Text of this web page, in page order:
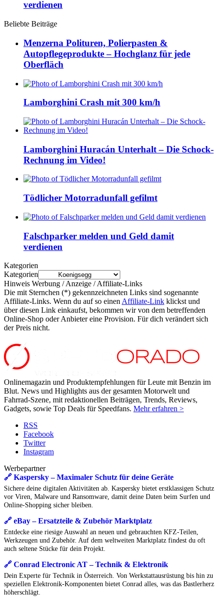
verdienen
Beliebte Beiträge
Menzerna Polituren, Polierpasten &
Autopflegeprodukte – Hochglanz für jede
Oberfläch
Lamborghini Crash mit 300 km/h
Lamborghini Huracán Unterhalt – Die Schock-
Rechnung im Video!
Tödlicher Motorradunfall gefilmt
Falschparker melden und Geld damit
verdienen
Kategorien
Kategorien
Hinweis Werbung / Anzeige / Affiliate-Links
Die mit Sternchen (*) gekennzeichneten Links sind sogenannte
Affiliate-Links. Wenn du auf so einen Affiliate-Link klickst und
über diesen Link einkaufst, bekommen wir von dem betreffenden
Online-Shop oder Anbieter eine Provision. Für dich verändert sich
der Preis nicht.
Onlinemagazin und Produktempfehlungen für Leute mit Benzin im
Blut. News und Highlights aus der gesamten Motorwelt und
Fahrrad-Szene, mit redaktionellen Beiträgen, Trends, Reviews,
Gadgets, sowie Top Deals für Speedfans. Mehr erfahren >
RSS
Facebook
Twitter
Instagram
Werbepartner
🔗 Kaspersky – Maximaler Schutz für deine Geräte
Sichere deine digitalen Aktivitäten ab. Kaspersky bietet erstklassigen Schutz
vor Viren, Malware und Ransomware, damit deine Daten beim Surfen und
Online-Shopping sicher bleiben.
🔗 eBay – Ersatzteile & Zubehör Marktplatz
Entdecke eine riesige Auswahl an neuen und gebrauchten KFZ-Teilen,
Werkzeugen und Zubehör. Auf dem weltweiten Marktplatz findest du oft
auch seltene Stücke für dein Projekt.
🔗 Conrad Electronic AT – Technik & Elektronik
Dein Experte für Technik in Österreich. Von Werkstattausrüstung bis hin zu
speziellen Elektronik-Komponenten bietet Conrad alles, was das Bastlerherz
höherschlägt.